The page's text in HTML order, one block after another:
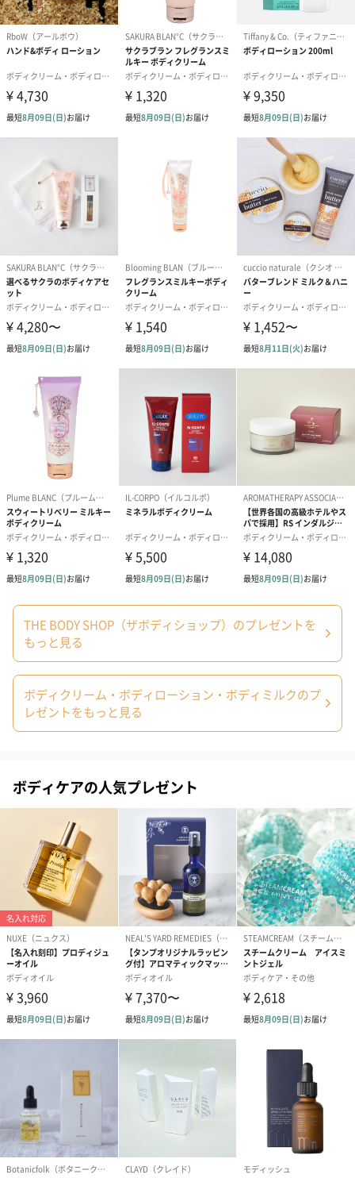
ード（680円）
ード（Thank you）ピ
ンク（680円）
【誕生日】
Birthday ホワ
刷なし）（
ギフトラッピングを施してお届けします。
コットン巾着 【誕生
日】（グレー）S（550
コットン巾着 【誕生
日】（スモーキーピン
ク）S（550円）
コットン巾着
とう】 S（550
生花
生花のブーケを同梱します。
※9-15時にご注文いただく場合、最短のお届け可能日が通常より
も1日遅くなります。
シーズンブーケ（ひま
ブーケ（ホワイトグリ
ブーケ（ピン
ドライフラワー・プリザーブドフラワー
自然のお花で作ったドライフラワー・プリザーブドフラワーを同
梱します。
一部花材が写真と異なる場合がございます。予めご了承くださ
い。パッケージに入れてお届けします。
プリザーブドフラワー
（2,580円）
プリザーブドフラワー
（2,580円）
ぬいぐるみ
愛らしいぬいぐるみを同梱してお届けします。
THE BODY SHOP（ザボディショップ）のプレゼントを
もっと見る
ボディクリーム・ボディローション・ボディミルクのプ
レゼントをもっと見る
ボディケアの人気プレゼント